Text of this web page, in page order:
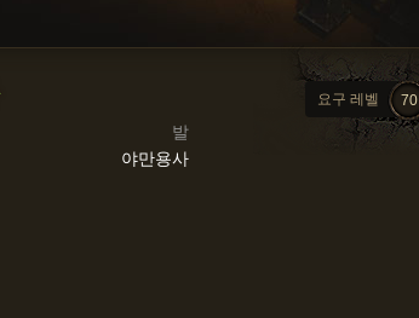
요구 레벨 70
발
야만용사